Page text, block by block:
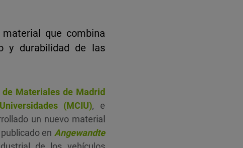
que combina
y durabilidad de las
Materiales de Madrid
(MCIU), e
un nuevo material
en Angewandte